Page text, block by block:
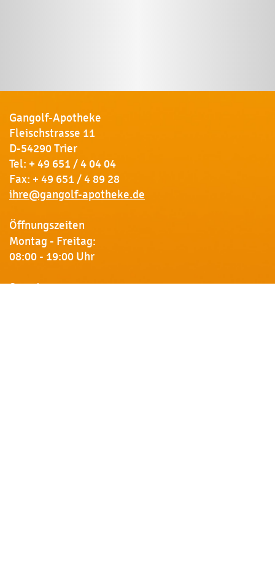
Gangolf-Apotheke
Fleischstrasse 11
D-54290 Trier
Tel: + 49 651 / 4 04 04
Fax: + 49 651 / 4 89 28
ihre@gangolf-apotheke.de
Öffnungszeiten
Montag - Freitag:
08:00 - 19:00 Uhr
Samstag: